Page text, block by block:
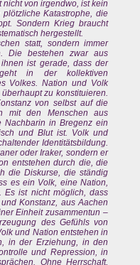
von irgendwo, ist kein
Katastrophe, die
Sondern Krieg braucht
hergestellt.
statt, sondern immer
Die bestehen zwar aus
ist gerade, dass der
in der kollektiven
Volkes. Nation und Volk
zu konstituieren.
von selbst auf die
mit den Menschen aus
Nachbarin in Bregenz ein
und Blut ist. Volk und
Identitätsbildung.
oder Iraker, sondern er
entstehen durch die, die
die Diskurse, die ständig
es ein Volk, eine Nation,
Es ist nicht möglich, dass
Konstanz, aus Aachen
Einheit zusammentun –
des Gefühls von
und Nation entstehen in
in der Erziehung, in den
und Repression, in
Ohne Herrschaft,